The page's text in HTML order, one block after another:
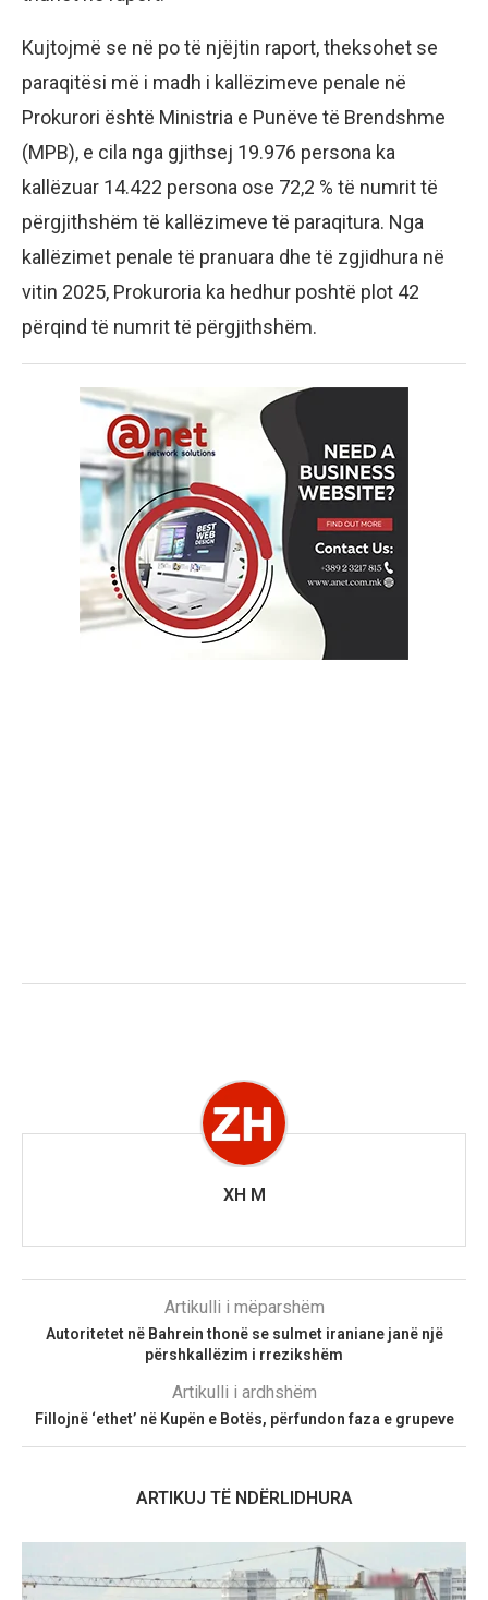
Kujtojmë se në po të njëjtin raport, theksohet se
paraqitësi më i madh i kallëzimeve penale në
Prokurori është Ministria e Punëve të Brendshme
(MPB), e cila nga gjithsej 19.976 persona ka
kallëzuar 14.422 persona ose 72,2 % të numrit të
përgjithshëm të kallëzimeve të paraqitura. Nga
kallëzimet penale të pranuara dhe të zgjidhura në
vitin 2025, Prokuroria ka hedhur poshtë plot 42
përqind të numrit të përgjithshëm.
XH M
Artikulli i mëparshëm
Autoritetet në Bahrein thonë se sulmet iraniane janë një
përshkallëzim i rrezikshëm
Artikulli i ardhshëm
Fillojnë ‘ethet’ në Kupën e Botës, përfundon faza e grupeve
ARTIKUJ TË NDËRLIDHURA